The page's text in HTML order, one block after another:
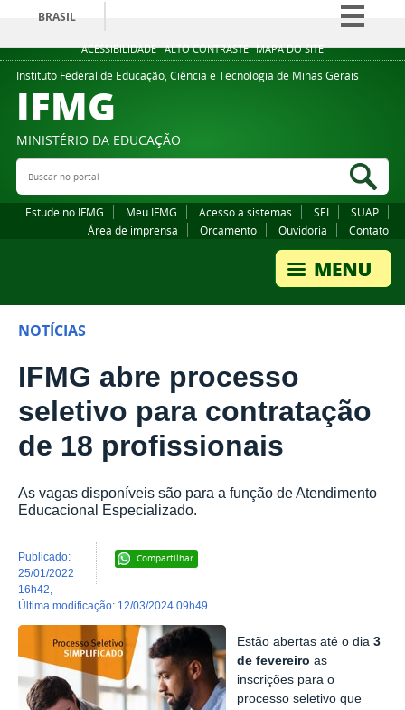
ACESSIBILIDADE ALTO CONTRASTE MAPA DO SITE
BRASIL
Simplifique!
Comunica BR
Legislação
Instituto Federal de Educação, Ciência e Tecnologia de Minas Gerais
IFMG
MINISTÉRIO DA EDUCAÇÃO
Buscar no portal
Estude no IFMG Meu IFMG Acesso a sistemas SEI
SUAP
Área de imprensa
Orcamento Ouvidoria Contato
NOTÍCIAS
IFMG abre processo
seletivo para contratação
de 18 profissionais
As vagas disponíveis são para a função de Atendimento
Educacional Especializado.
Compartilhar
publicado:
25/01/2022
16h42
última modificação: 12/03/2024 09h49
Estão abertas até o dia3
de fevereiro as
inscrições para o
processo seletivo que